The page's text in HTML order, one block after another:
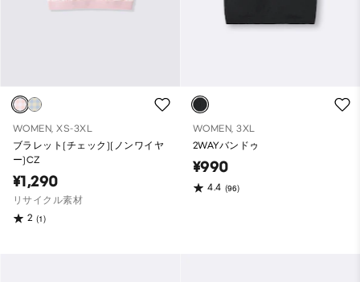
WOMEN, XS-3XL
ブラレット(チェック)(ノンワイヤ
ー)CZ
¥1,290
リサイクル素材
2 (1)
WOMEN, 3XL
2WAYバンドゥ
¥990
4.4 (96)